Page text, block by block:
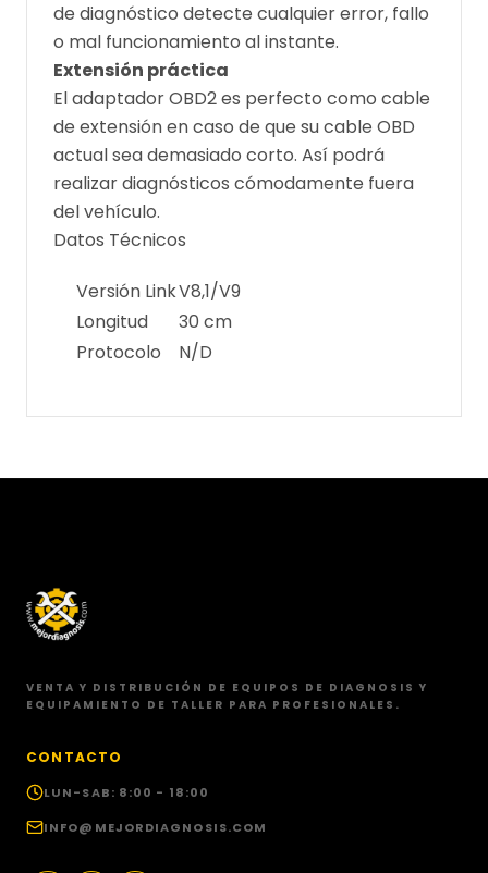
de diagnóstico detecte cualquier error, fallo
o mal funcionamiento al instante.
Extensión práctica
El adaptador OBD2 es perfecto como cable
de extensión en caso de que su cable OBD
actual sea demasiado corto. Así podrá
realizar diagnósticos cómodamente fuera
del vehículo.
Datos Técnicos
Versión LinkV8,1/V9
Longitud
30 cm
Protocolo
N/D
VENTA Y DISTRIBUCIÓN DE EQUIPOS DE DIAGNOSIS Y
EQUIPAMIENTO DE TALLER PARA PROFESIONALES.
CONTACTO
LUN-SAB: 8:00 - 18:00
INFO@MEJORDIAGNOSIS.COM